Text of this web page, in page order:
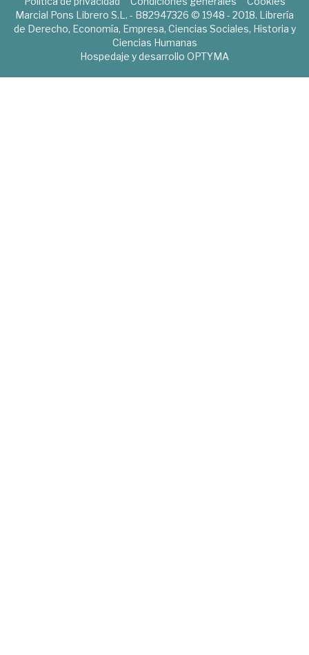
Marcial Pons Librero S.L. - B82947326 © 1948 - 2018. Librería
de Derecho, Economía, Empresa, Ciencias Sociales, Historia y
Ciencias Humanas
Hospedaje y desarrollo OPTYMA